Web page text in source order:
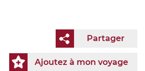
Partager
Ajoutez à mon voyage